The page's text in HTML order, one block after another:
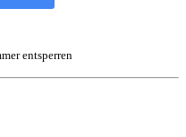
entsperren